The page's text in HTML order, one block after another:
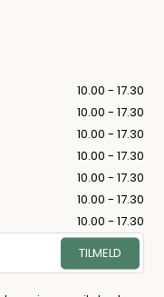
10.00 - 17.30
10.00 - 17.30
10.00 - 17.30
10.00 - 17.30
10.00 - 17.30
10.00 - 17.30
10.00 - 17.30